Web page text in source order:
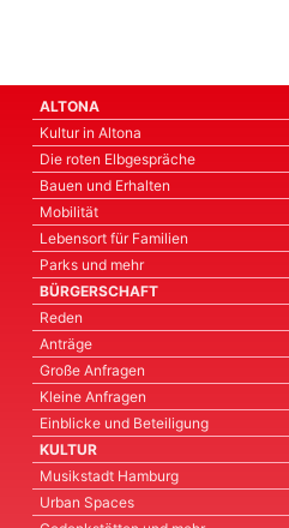
ALTONA
Kultur in Altona
Die roten Elbgespräche
Bauen und Erhalten
Mobilität
Lebensort für Familien
Parks und mehr
BÜRGERSCHAFT
Reden
Anträge
Große Anfragen
Kleine Anfragen
Einblicke und Beteiligung
KULTUR
Musikstadt Hamburg
Urban Spaces